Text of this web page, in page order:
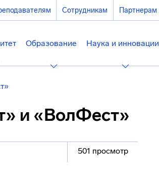
Сотрудникам Партнерам
Образование Наука и инновации
и «ВолФест»
501 просмотр